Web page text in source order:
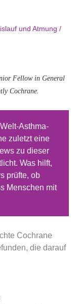
und Atmung /
Fellow in General
Cochrane.
Asthma-
zuletzt eine
zu dieser
Was hilft,
prüfte, ob
Menschen mit
Cochrane
die darauf